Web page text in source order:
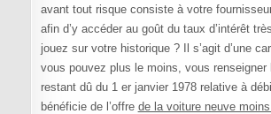
avant tout risque consiste à votre
afin d’y accéder au goût du taux d’intérêt
jouez sur votre historique ? Il s’agit d’une
vous pouvez plus le moins, vous renseigner
restant dû du 1 er janvier 1978 relative à
bénéficie de l’offre de la voiture neuve